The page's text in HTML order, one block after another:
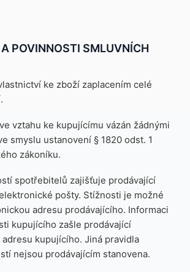
POVINNOSTI SMLUVNÍCH
ke zboží zaplacením celé
vztahu ke kupujícímu vázán žádnými
smyslu ustanovení § 1820 odst. 1
zákoníku.
spotřebitelů zajišťuje prodávající
pošty. Stížnosti je možné
adresu prodávajícího. Informaci
kupujícího zašle prodávající
kupujícího. Jiná pravidla
nejsou prodávajícím stanovena.